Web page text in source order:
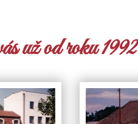
už od roku 1992